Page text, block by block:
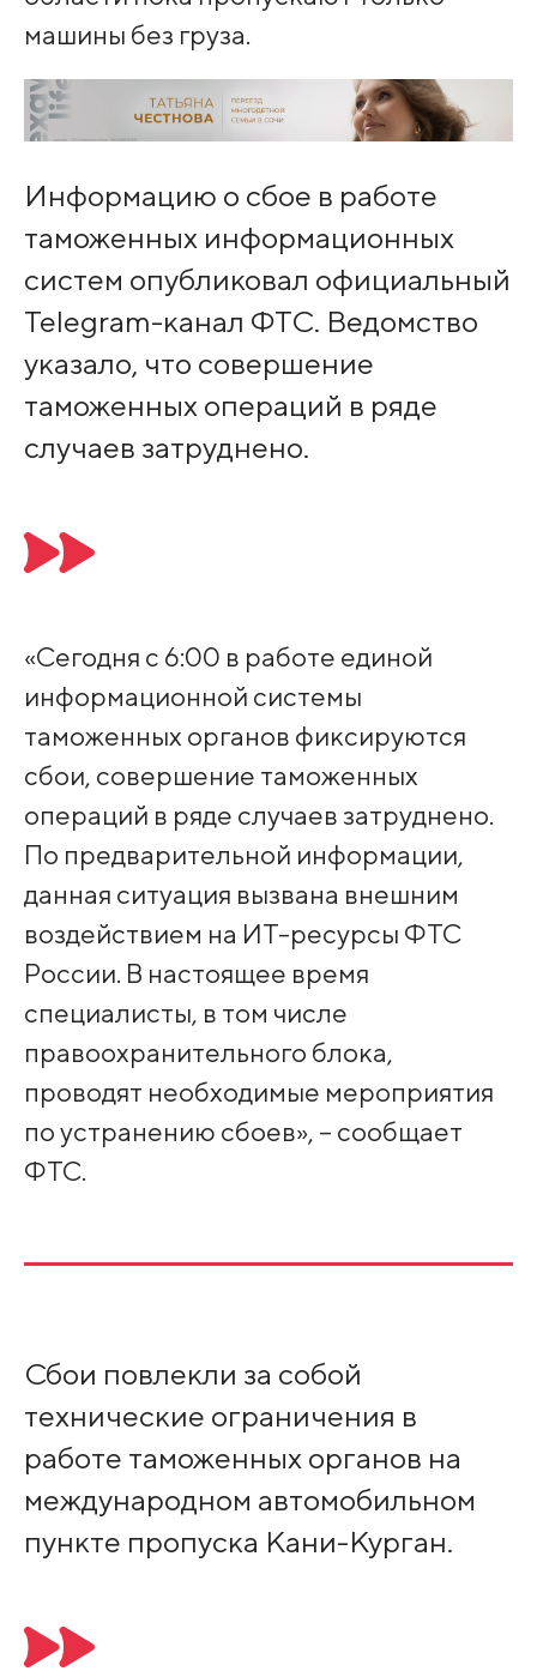
машины без груза.
Информацию о сбое в работе
таможенных информационных
систем опубликовал официальный
Telegram-канал ФТС. Ведомство
указало, что совершение
таможенных операций в ряде
случаев затруднено.
«Сегодня с 6:00 в работе единой
информационной системы
таможенных органов фиксируются
сбои, совершение таможенных
операций в ряде случаев затруднено.
По предварительной информации,
данная ситуация вызвана внешним
воздействием на ИТ-ресурсы ФТС
России. В настоящее время
специалисты, в том числе
правоохранительного блока,
проводят необходимые мероприятия
по устранению сбоев», – сообщает
ФТС.
Сбои повлекли за собой
технические ограничения в
работе таможенных органов на
международном автомобильном
пункте пропуска Кани-Курган.